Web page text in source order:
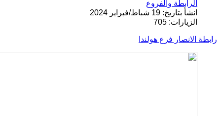
الرابطة والفروع
انشأ بتاريخ: 19 شباط/فبراير 2024
الزيارات: 705
رابطة الانصار فرع هولندا